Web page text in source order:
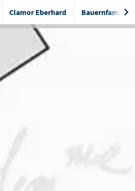
Clamor Eberhard Bauernfamilie